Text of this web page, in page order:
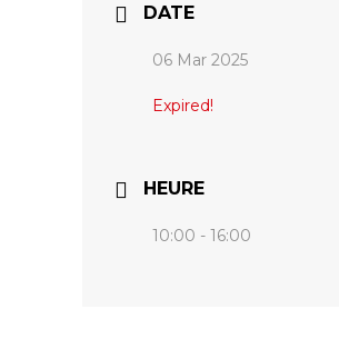
DATE
06 Mar 2025
Expired!
HEURE
10:00 - 16:00